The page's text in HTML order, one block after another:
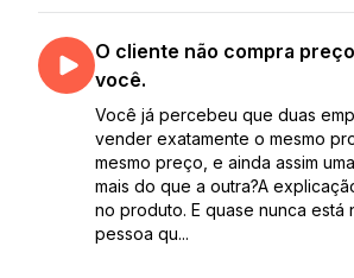
O cliente não compra
você.
Você já percebeu que duas
vender exatamente o mesmo
mesmo preço, e ainda assim
mais do que a outra?A
no produto. E quase nunca está
pessoa qu...